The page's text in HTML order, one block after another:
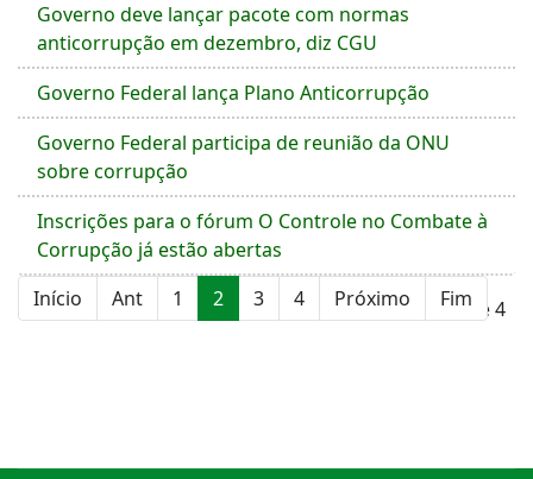
Governo deve lançar pacote com normas
anticorrupção em dezembro, diz CGU
Governo Federal lança Plano Anticorrupção
Governo Federal participa de reunião da ONU
sobre corrupção
Inscrições para o fórum O Controle no Combate à
Corrupção já estão abertas
Página 2 de 4
Início Ant 1 2 3 4 Próximo Fim